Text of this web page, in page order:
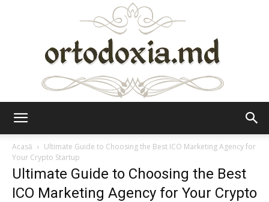
Acasă
Ultimate Guide to Choosing the Best ICO Marketing Agency for
Your Crypto Startup
Ultimate Guide to Choosing the Best
ICO Marketing Agency for Your Crypto